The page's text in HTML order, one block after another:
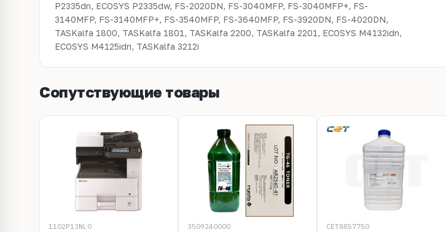
P2335dn, ECOSYS P2335dw, FS-2020DN, FS-3040MFP, FS-3040MFP+, FS-
3140MFP, FS-3140MFP+, FS-3540MFP, FS-3640MFP, FS-3920DN, FS-4020DN,
TASKalfa 1800, TASKalfa 1801, TASKalfa 2200, TASKalfa 2201, ECOSYS M4132idn,
ECOSYS M4125idn, TASKalfa 3212i
Сопутствующие товары
1102P13NL0 3509240000 CET8857750